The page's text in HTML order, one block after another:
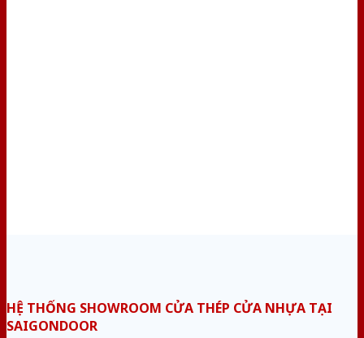
HỆ THỐNG SHOWROOM CỬA THÉP CỬA NHỰA TẠI
SAIGONDOOR